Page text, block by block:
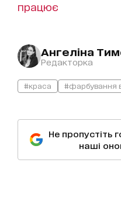
працює
Ангеліна
Редакторка
#краса #фарбування
Не пропустіть
наші